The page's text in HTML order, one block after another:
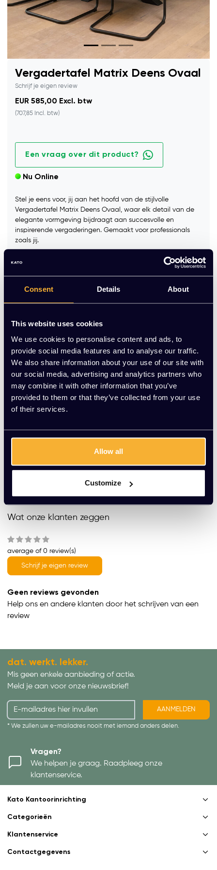
Consent Details About
This website uses cookies
We use cookies to personalise content and ads, to
provide social media features and to analyse our traffic.
We also share information about your use of our site with
our social media, advertising and analytics partners who
may combine it with other information that you’ve
provided to them or that they’ve collected from your use
of their services.
Allow all
Customize
Vergadertafel Matrix Deens Ovaal
Schrijf je eigen review
EUR 585,00 Excl. btw
(707,85 Incl. btw)
Een vraag over dit product?
Nu Online
Stel je eens voor, jij aan het hoofd van de stijlvolle
Vergadertafel Matrix Deens Ovaal, waar elk detail van de
elegante vormgeving bijdraagt aan succesvolle en
inspirerende vergaderingen. Gemaakt voor professionals
zoals jij.
Op voorraad
Aantal - +
Toevoegen aan winkelwagen
Productomschrijving
Wat onze klanten zeggen
average of 0 review(s)
Schrijf je eigen review
Geen reviews gevonden
Help ons en andere klanten door het schrijven van een
review
dat. werkt. lekker.
Mis geen enkele aanbieding of actie.
Meld je aan voor onze nieuwsbrief!
AANMELDEN
* We zullen uw e-mailadres nooit met iemand anders delen.
Vragen?
We helpen je graag. Raadpleeg onze
klantenservice.
Kato Kantoorinrichting
Categorieën
Klantenservice
Contactgegevens